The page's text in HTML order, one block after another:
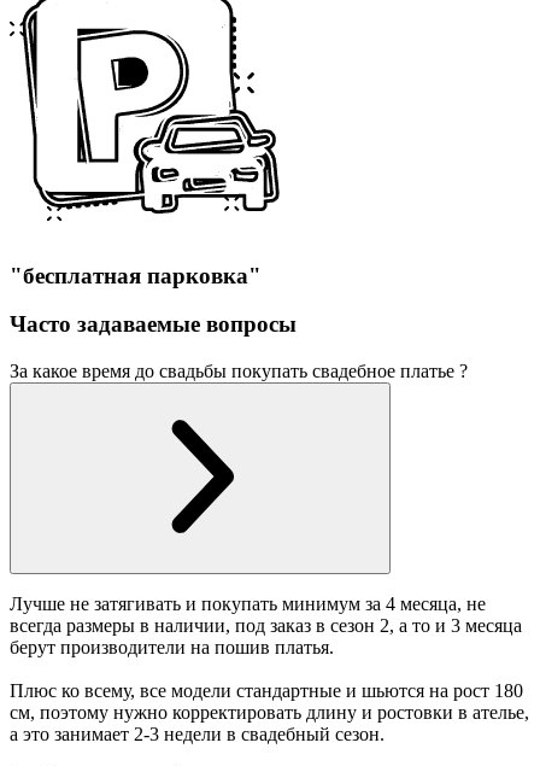
"бесплатная парковка"
Часто задаваемые вопросы
За какое время до свадьбы покупать свадебное платье ?
Лучше не затягивать и покупать минимум за 4 месяца, не
всегда размеры в наличии, под заказ в сезон 2, а то и 3 месяца
берут производители на пошив платья.
Плюс ко всему, все модели стандартные и шьются на рост 180
см, поэтому нужно корректировать длину и ростовки в ателье,
а это занимает 2-3 недели в свадебный сезон.